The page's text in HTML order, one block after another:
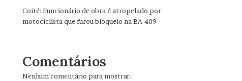
Coité: Funcionário de obra é atropelado por
motociclista que furou bloqueio na BA-409
Comentários
Nenhum comentário para mostrar.